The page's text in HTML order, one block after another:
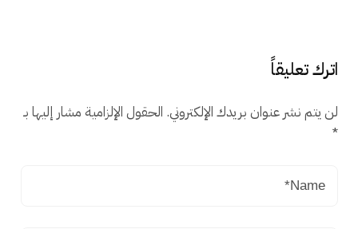
اترك تعليقاً
لن يتم نشر عنوان بريدك الإلكتروني. الحقول الإلزامية مشار إليها بـ
*